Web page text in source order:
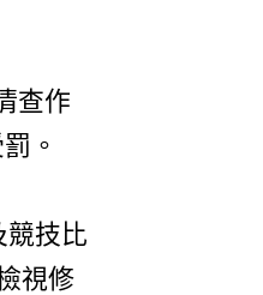
查作
。
競技比
視修